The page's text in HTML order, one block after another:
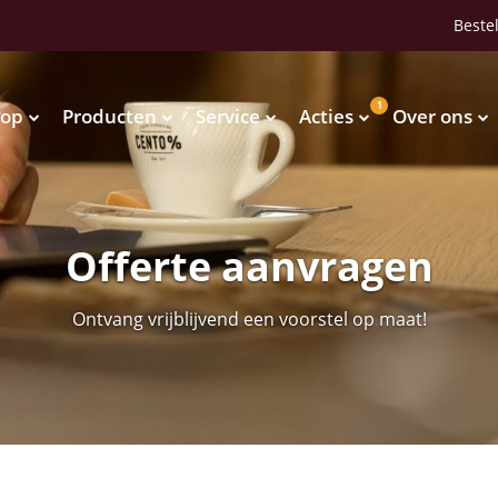
1
Waterkoelers
Waterkoelers
Vendingmachines
Vendingmachines
Producten Service Acties Over ons
Offerte aanvragen
Ontvang vrijblijvend een voorstel op maat!